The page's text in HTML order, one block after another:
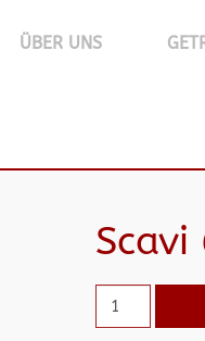
ÜBER UNS
Scavi